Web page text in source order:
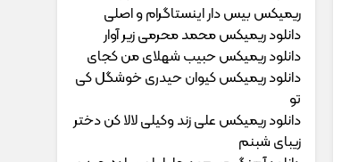
ریمیکس بیس دار اینستاگرام و اصلی
دانلود ریمیکس محمد محرمی زیر آوار
دانلود ریمیکس حبیب شهلای من کجای
دانلود ریمیکس کیوان حیدری خوشگل کی
تو
دانلود ریمیکس علی زند وکیلی لالا کن دختر
زیبای شبنم